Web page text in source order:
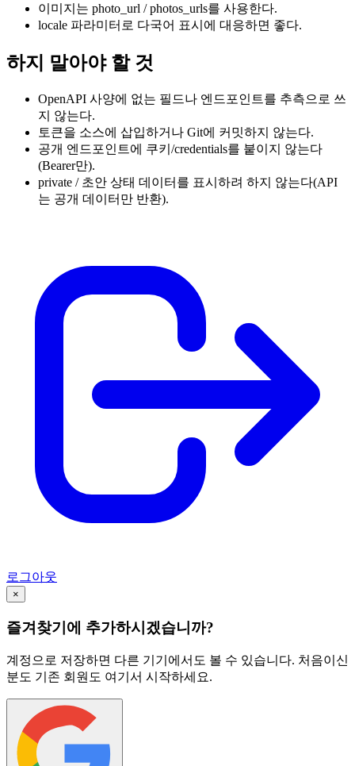
이미지는 photo_url / photos_urls를 사용한다.
locale 파라미터로 다국어 표시에 대응하면 좋다.
하지 말아야 할 것
OpenAPI 사양에 없는 필드나 엔드포인트를 추측으로 쓰
지 않는다.
토큰을 소스에 삽입하거나 Git에 커밋하지 않는다.
공개 엔드포인트에 쿠키/credentials를 붙이지 않는다
(Bearer만).
private / 초안 상태 데이터를 표시하려 하지 않는다(API
는 공개 데이터만 반환).
로그아웃
×
즐겨찾기에 추가하시겠습니까?
계정으로 저장하면 다른 기기에서도 볼 수 있습니다. 처음이신
분도 기존 회원도 여기서 시작하세요.